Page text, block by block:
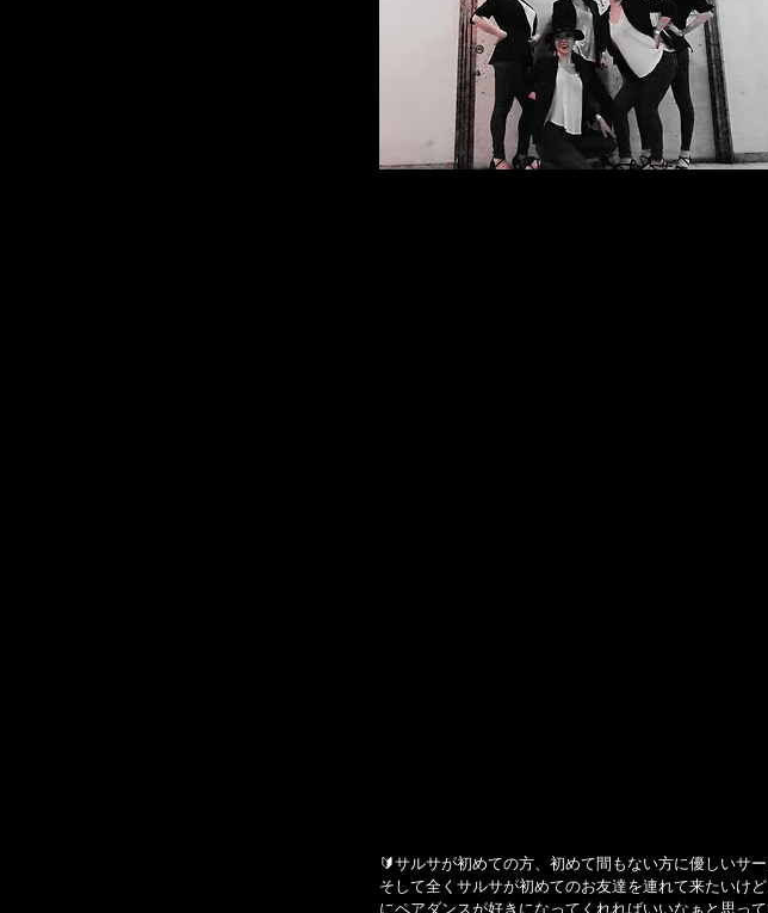
🔰サルサが初めての方、初めて間もない方に優しいサ
そして全くサルサが初めてのお友達を連れて来たいけ
にペアダンスが好きになってくれればいいなぁと思っ